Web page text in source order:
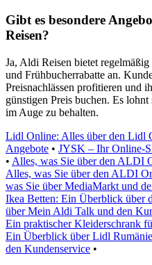
Gibt es besondere
Reisen?
Ja, Aldi Reisen bietet
und Frühbucherrabatte an.
Preisnachlässen profitieren und
günstigen Preis buchen. Es
im Auge zu behalten.
Lidl Online: Alles über den Lidl
Angebote • JYSK – Ihr Online-
• Alles, was Sie über den ALDI
Alles, was Sie über den ALDI
was Sie über MediaMarkt und
Ikea Betten: Ein Überblick über
über Mein Aldi Talk und den
Ein praktischer Kleiderschrank
Ein Überblick über Lidl
den Kundenservice •